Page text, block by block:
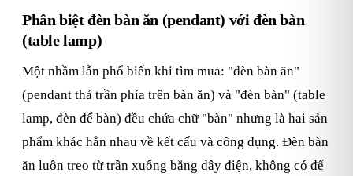
Phân biệt đèn bàn ăn (pendant) với đèn bàn
(table lamp)
Một nhầm lẫn phổ biến khi tìm mua: "đèn bàn ăn"
(pendant thả trần phía trên bàn ăn) và "đèn bàn" (table
lamp, đèn để bàn) đều chứa chữ "bàn" nhưng là hai sản
phẩm khác hẳn nhau về kết cấu và công dụng. Đèn bàn
ăn luôn treo từ trần xuống bằng dây điện, không có đế